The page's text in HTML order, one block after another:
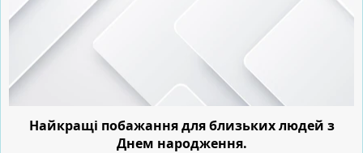
Найкращі побажання для близьких людей з
Днем народження.